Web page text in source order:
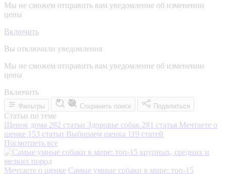
Мы не сможем отправить вам уведомление об изменении
цены
Включить
Вы отключили уведомления
Мы не сможем отправить вам уведомление об изменении
цены
Включить
Фильтры Сохранить поиск Поделиться
Статьи по теме
Щенок дома 282 статьи Здоровье собак 281 статья Мечтаете о
щенке 153 статьи Выбираем щенка 119 статей
Посмотреть все
Мечтаете о щенке Самые умные собаки в мире: топ-15